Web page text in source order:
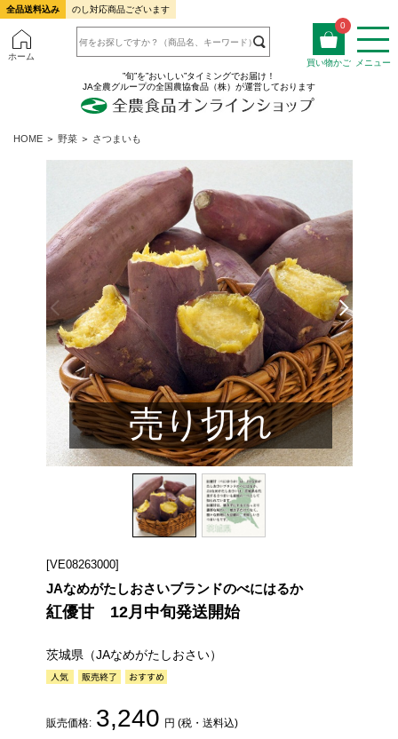
全品送料込み のし対応商品ございます
ホーム
0
買い物かご
メニュー
”旬”を”おいしい”タイミングでお届け！
JA全農グループの全国農協食品（株）が運営しております
HOME ＞ 野菜 ＞ さつまいも
売り切れ
[VE08263000]
JAなめがたしおさいブランドのべにはるか
紅優甘 12月中旬発送開始
茨城県（JAなめがたしおさい）
販売価格: 3,240 円 (税・送料込)